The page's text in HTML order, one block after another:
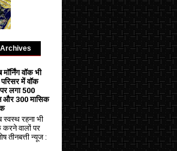
Archives
वॉक भी
में वॉक
लगा ₹500
और ₹300 मासिक
रहना भी
वालों पर
तीनबत्ती न्यूज :